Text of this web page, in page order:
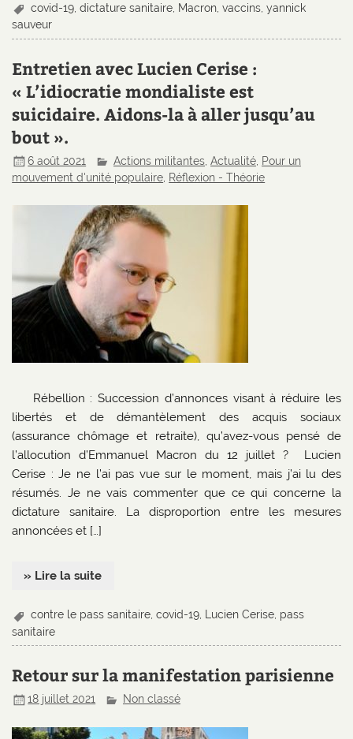
covid-19 ,dictature sanitaire Macron ,vaccins ,yannick
sauveur
Entretien avec Lucien Cerise :
« L’idiocratie mondialiste est
suicidaire. Aidons-la à aller jusqu’au
bout ».
6 août 2021 Actions militantes ,Actualité Pour un
mouvement d'unité populaire, Réflexion - Théorie
Rébellion : Succession d’annonces visant à réduire les
libertés et de démantèlement des acquis sociaux
(assurance chômage et retraite), qu’avez-vous pensé de
l’allocution d’Emmanuel Macron du 12 juillet ? Lucien
Cerise : Je ne l’ai pas vue sur le moment, mais j’ai lu des
résumés. Je ne vais commenter que ce qui concerne la
dictature sanitaire. La disproportion entre les mesures
annoncées et […]
» Lire la suite
contre le pass sanitaire,covid-19, Lucien Cerise, pass
sanitaire
Retour sur la manifestation parisienne
18 juillet 2021 Non classé